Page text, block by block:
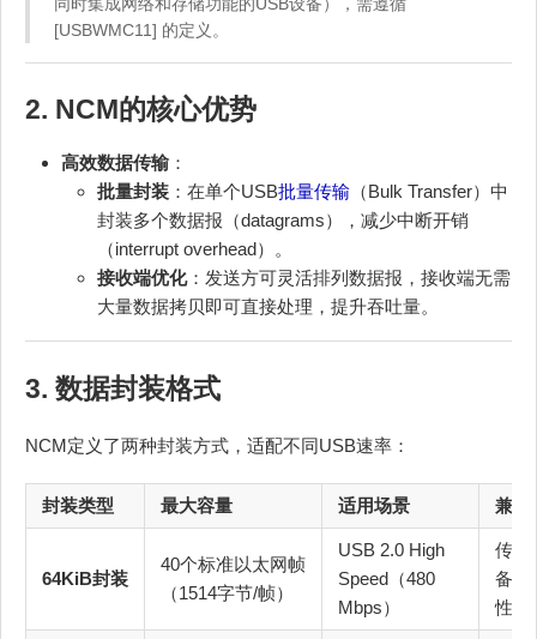
[USBWMC11] 的定义。
2. NCM的核心优势
高效数据传输 ：
批量封装 ：在单个USB批量传输 （Bulk Transfer）中
封装多个数据报（datagrams），减少中断开销
（interrupt overhead）。
接收端优化：发送方可灵活排列数据报，接收端无需
大量数据拷贝即可直接处理，提升吞吐量。
3. 数据封装格式
NCM定义了两种封装方式，适配不同USB速率：
封装类型 最大容量 适用场景 兼容
64KiB封装
40个标准以太网帧
（1514字节/帧）
USB 2.0 High
Speed（480
Mbps）
传统
备兼
性